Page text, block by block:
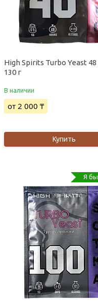
High Spirits Turbo Yeast 48
130 г
В наличии
от 2 000 ₸
Купить
Я бы